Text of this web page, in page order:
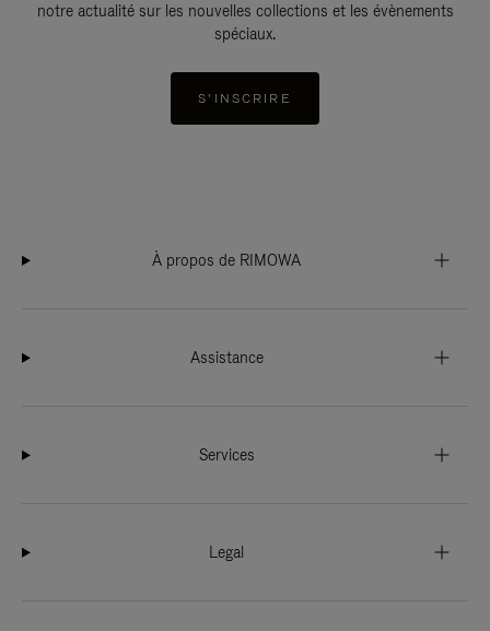
notre actualité sur les nouvelles collections et les évènements
spéciaux.
S'INSCRIRE
À propos de RIMOWA
Assistance
Services
Legal